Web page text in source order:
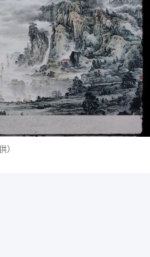
）